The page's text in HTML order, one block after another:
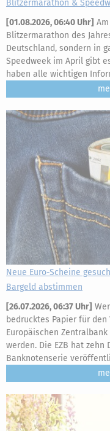
Blitzermarathon &
[01.08.2026, 06:40 Uhr]
Blitzermarathon des
Deutschland, sondern in
Speedweek im April gibt
haben alle wichtigen
Neue Euro-Scheine
Bargeld abstimmen
[26.07.2026, 06:37 Uhr]
bedrucktes Papier für
Europäischen
werden. Die EZB hat
Banknotenserie